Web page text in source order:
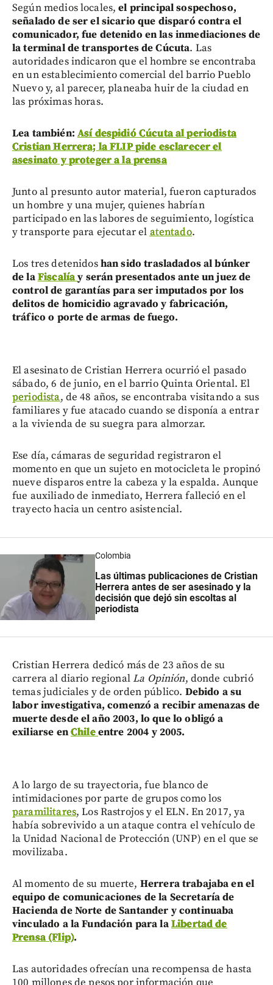
Según medios locales,el principal sospechoso,
señalado de ser el sicario que disparó contra el
comunicador, fue detenido en las inmediaciones de
la terminal de transportes de Cúcuta. Las
autoridades indicaron que el hombre se encontraba
en un establecimiento comercial del barrio Pueblo
Nuevo y, al parecer, planeaba huir de la ciudad en
las próximas horas.
Lea también: Así despidió Cúcuta al periodista
Cristian Herrera; la FLIP pide esclarecer el
asesinato y proteger a la prensa
Junto al presunto autor material, fueron capturados
un hombre y una mujer, quienes habrían
participado en las labores de seguimiento, logística
y transporte para ejecutar el atentado.
Los tres detenidoshan sido trasladados al búnker
de laFiscalíay serán presentados ante un juez de
control de garantías para ser imputados por los
delitos de homicidio agravado y fabricación,
tráfico o porte de armas de fuego.
El asesinato de Cristian Herrera ocurrió el pasado
sábado, 6 de junio, en el barrio Quinta Oriental. El
periodista, de 48 años, se encontraba visitando a sus
familiares y fue atacado cuando se disponía a entrar
a la vivienda de su suegra para almorzar.
Ese día, cámaras de seguridad registraron el
momento en que un sujeto en motocicleta le propinó
nueve disparos entre la cabeza y la espalda. Aunque
fue auxiliado de inmediato, Herrera falleció en el
trayecto hacia un centro asistencial.
Colombia
Las últimas publicaciones de Cristian
Herrera antes de ser asesinado y la
decisión que dejó sin escoltas al
periodista
Cristian Herrera dedicó más de 23 años de su
carrera al diario regionalLa Opinión, donde cubrió
temas judiciales y de orden público. Debido a su
labor investigativa, comenzó a recibir amenazas de
muerte desde el año 2003, lo que lo obligó a
exiliarse enChileentre 2004 y 2005.
A lo largo de su trayectoria, fue blanco de
intimidaciones por parte de grupos como los
paramilitares, Los Rastrojos y el ELN. En 2017, ya
había sobrevivido a un ataque contra el vehículo de
la Unidad Nacional de Protección (UNP) en el que se
movilizaba.
Al momento de su muerte, Herrera trabajaba en el
equipo de comunicaciones de la Secretaría de
Hacienda de Norte de Santander y continuaba
vinculado a la Fundación para laLibertad de
Prensa (Flip).
Las autoridades ofrecían una recompensa de hasta